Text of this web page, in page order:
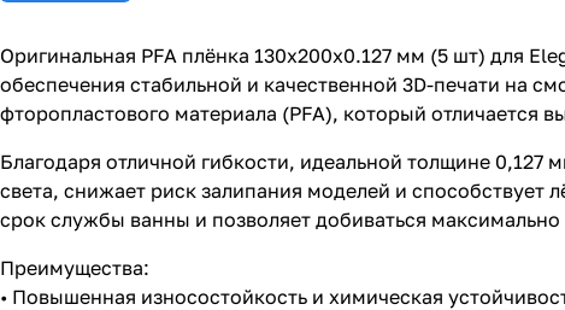
Оригинальная PFA плёнка 130x200x0.127 мм (5 шт) для
обеспечения стабильной и качественной 3D-печати на
фторопластового материала (PFA), который
Благодаря отличной гибкости, идеальной толщине
света, снижает риск залипания моделей и способствует
срок службы ванны и позволяет добиваться максимально
Преимущества:
• Повышенная износостойкость и химическая